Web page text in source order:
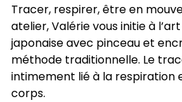
Tracer, respirer, être en
atelier, Valérie vous initie à
japonaise avec pinceau et
méthode traditionnelle. Le
intimement lié à la respiration
corps.